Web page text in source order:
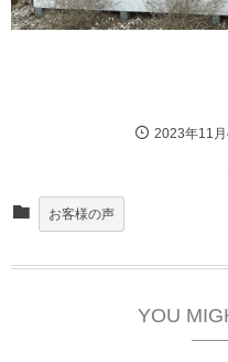
2023年11月
お客様の声
YOU